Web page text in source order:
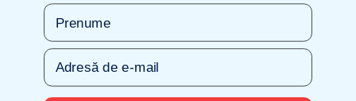
Prenume
E-mail